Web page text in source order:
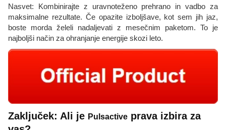
Nasvet: Kombinirajte z uravnoteženo prehrano in vadbo za
maksimalne rezultate. Če opazite izboljšave, kot sem jih jaz,
boste morda želeli nadaljevati z mesečnim paketom. To je
najboljši način za ohranjanje energije skozi leto.
Zaključek: Ali je Pulsactive prava izbira za